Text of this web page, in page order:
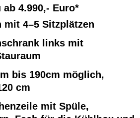
4.990,- Euro*
4–5 Sitzplätzen
links mit
bis 190cm möglich,
cm
mit Spüle,